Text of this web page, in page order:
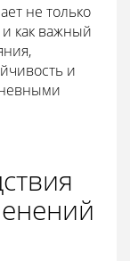
не только
как важный
и